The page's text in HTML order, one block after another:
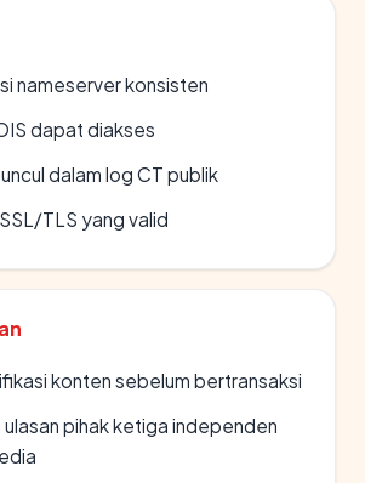
nameserver konsisten
dapat diakses
dalam log CT publik
TLS yang valid
konten sebelum bertransaksi
ulasan pihak ketiga independen